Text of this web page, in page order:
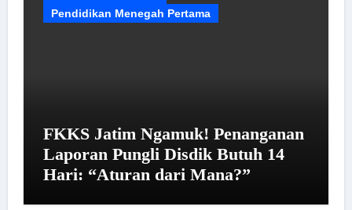
Pendidikan Menegah Pertama
FKKS Jatim Ngamuk! Penanganan
Laporan Pungli Disdik Butuh 14
Hari: “Aturan dari Mana?”